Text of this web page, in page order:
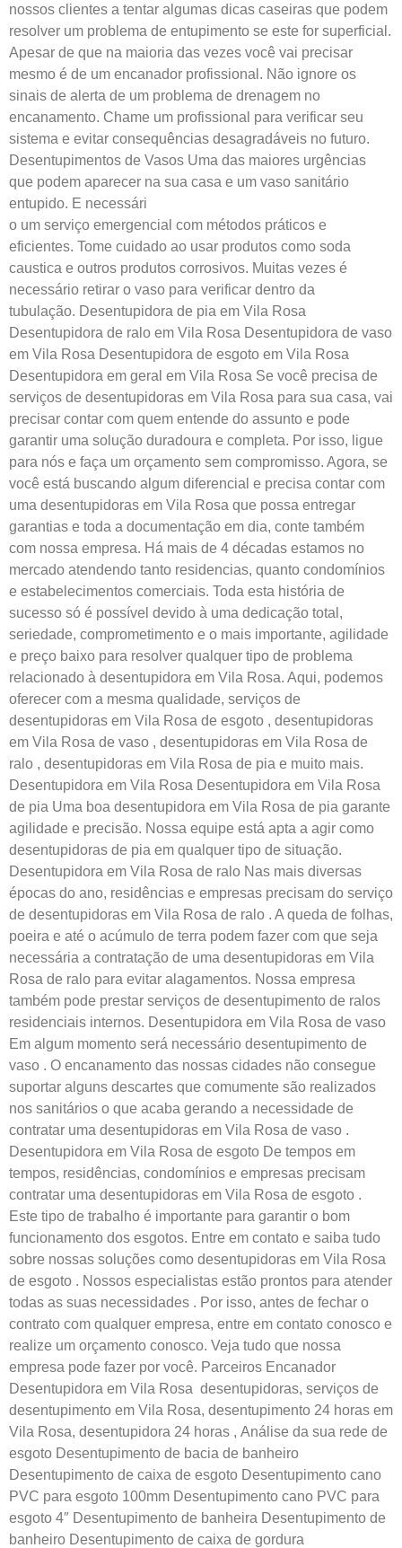
nossos clientes a tentar algumas dicas caseiras que podem
resolver um problema de entupimento se este for superficial.
Apesar de que na maioria das vezes você vai precisar
mesmo é de um encanador profissional. Não ignore os
sinais de alerta de um problema de drenagem no
encanamento. Chame um profissional para verificar seu
sistema e evitar consequências desagradáveis no futuro.
Desentupimentos de Vasos Uma das maiores urgências
que podem aparecer na sua casa e um vaso sanitário
entupido. E necessári
o um serviço emergencial com métodos práticos e
eficientes. Tome cuidado ao usar produtos como soda
caustica e outros produtos corrosivos. Muitas vezes é
necessário retirar o vaso para verificar dentro da
tubulação. Desentupidora de pia em Vila Rosa
Desentupidora de ralo em Vila Rosa Desentupidora de vaso
em Vila Rosa Desentupidora de esgoto em Vila Rosa
Desentupidora em geral em Vila Rosa Se você precisa de
serviços de desentupidoras em Vila Rosa para sua casa, vai
precisar contar com quem entende do assunto e pode
garantir uma solução duradoura e completa. Por isso, ligue
para nós e faça um orçamento sem compromisso. Agora, se
você está buscando algum diferencial e precisa contar com
uma desentupidoras em Vila Rosa que possa entregar
garantias e toda a documentação em dia, conte também
com nossa empresa. Há mais de 4 décadas estamos no
mercado atendendo tanto residencias, quanto condomínios
e estabelecimentos comerciais. Toda esta história de
sucesso só é possível devido à uma dedicação total,
seriedade, comprometimento e o mais importante, agilidade
e preço baixo para resolver qualquer tipo de problema
relacionado à desentupidora em Vila Rosa. Aqui, podemos
oferecer com a mesma qualidade, serviços de
desentupidoras em Vila Rosa de esgoto , desentupidoras
em Vila Rosa de vaso , desentupidoras em Vila Rosa de
ralo , desentupidoras em Vila Rosa de pia e muito mais.
Desentupidora em Vila Rosa Desentupidora em Vila Rosa
de pia Uma boa desentupidora em Vila Rosa de pia garante
agilidade e precisão. Nossa equipe está apta a agir como
desentupidoras de pia em qualquer tipo de situação.
Desentupidora em Vila Rosa de ralo Nas mais diversas
épocas do ano, residências e empresas precisam do serviço
de desentupidoras em Vila Rosa de ralo . A queda de folhas,
poeira e até o acúmulo de terra podem fazer com que seja
necessária a contratação de uma desentupidoras em Vila
Rosa de ralo para evitar alagamentos. Nossa empresa
também pode prestar serviços de desentupimento de ralos
residenciais internos. Desentupidora em Vila Rosa de vaso
Em algum momento será necessário desentupimento de
vaso . O encanamento das nossas cidades não consegue
suportar alguns descartes que comumente são realizados
nos sanitários o que acaba gerando a necessidade de
contratar uma desentupidoras em Vila Rosa de vaso .
Desentupidora em Vila Rosa de esgoto De tempos em
tempos, residências, condomínios e empresas precisam
contratar uma desentupidoras em Vila Rosa de esgoto .
Este tipo de trabalho é importante para garantir o bom
funcionamento dos esgotos. Entre em contato e saiba tudo
sobre nossas soluções como desentupidoras em Vila Rosa
de esgoto . Nossos especialistas estão prontos para atender
todas as suas necessidades . Por isso, antes de fechar o
contrato com qualquer empresa, entre em contato conosco e
realize um orçamento conosco. Veja tudo que nossa
empresa pode fazer por você. Parceiros Encanador
Desentupidora em Vila Rosa desentupidoras, serviços de
desentupimento em Vila Rosa, desentupimento 24 horas em
Vila Rosa, desentupidora 24 horas , Análise da sua rede de
esgoto Desentupimento de bacia de banheiro
Desentupimento de caixa de esgoto Desentupimento cano
PVC para esgoto 100mm Desentupimento cano PVC para
esgoto 4″ Desentupimento de banheira Desentupimento de
banheiro Desentupimento de caixa de gordura ​